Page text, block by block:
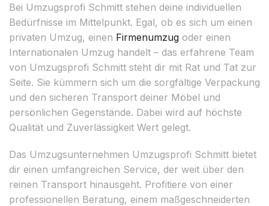
Bei Umzugsprofi Schmitt stehen deine individuellen
Bedürfnisse im Mittelpunkt. Egal, ob es sich um einen
privaten Umzug, einen Firmenumzug oder einen
Internationalen Umzug handelt – das erfahrene Team
von Umzugsprofi Schmitt steht dir mit Rat und Tat zur
Seite. Sie kümmern sich um die sorgfältige Verpackung
und den sicheren Transport deiner Möbel und
persönlichen Gegenstände. Dabei wird auf höchste
Qualität und Zuverlässigkeit Wert gelegt.
Das Umzugsunternehmen Umzugsprofi Schmitt bietet
dir einen umfangreichen Service, der weit über den
reinen Transport hinausgeht. Profitiere von einer
professionellen Beratung, einem maßgeschneiderten